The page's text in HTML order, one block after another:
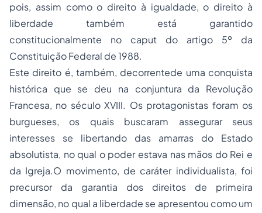
pois, assim como o direito à igualdade, o direito à
liberdade também está garantido
constitucionalmente no caput do artigo 5º da
Constituição Federal de 1988.
Este direito é, também, decorrentede uma conquista
histórica que se deu na conjuntura da Revolução
Francesa, no século XVIII. Os protagonistas foram os
burgueses, os quais buscaram assegurar seus
interesses se libertando das amarras do Estado
absolutista, no qual o poder estava nas mãos do Rei e
da Igreja.O movimento, de caráter individualista, foi
precursor da garantia dos direitos de primeira
dimensão, no qual a liberdade se apresentou como um